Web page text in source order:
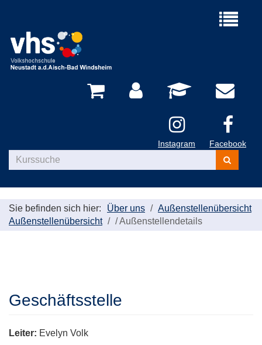
Menü
Instagram Facebook
Kurse
suchen
Sie befinden sich hier: Über uns
Außenstellenübersicht
Außenstellenübersicht
/Außenstellendetails
Geschäftsstelle
Leiter: Evelyn Volk